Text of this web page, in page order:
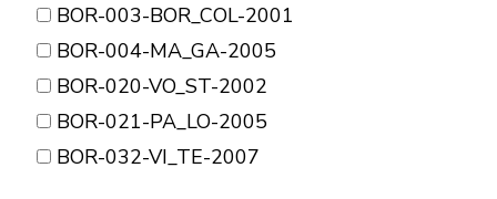
BOR-003-BOR_COL-2001
BOR-004-MA_GA-2005
BOR-020-VO_ST-2002
BOR-021-PA_LO-2005
BOR-032-VI_TE-2007